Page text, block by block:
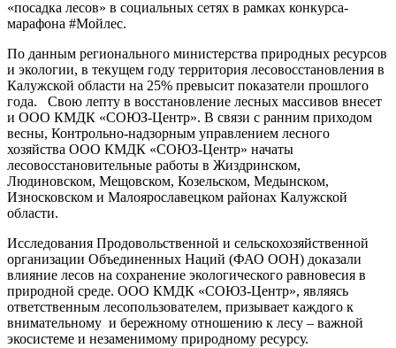
«посадка лесов» в социальных сетях в рамках конкурса-
марафона #Мойлес.
По данным регионального министерства природных ресурсов
и экологии, в текущем году территория лесовосстановления в
Калужской области на 25% превысит показатели прошлого
года. Свою лепту в восстановление лесных массивов внесет
и ООО КМДК «СОЮЗ-Центр». В связи с ранним приходом
весны, Контрольно-надзорным управлением лесного
хозяйства ООО КМДК «СОЮЗ-Центр» начаты
лесовосстановительные работы в Жиздринском,
Людиновском, Мещовском, Козельском, Медынском,
Износковском и Малоярославецком районах Калужской
области.
Исследования Продовольственной и сельскохозяйственной
организации Объединенных Наций (ФАО ООН) доказали
влияние лесов на сохранение экологического равновесия в
природной среде. ООО КМДК «СОЮЗ-Центр», являясь
ответственным лесопользователем, призывает каждого к
внимательному и бережному отношению к лесу – важной
экосистеме и незаменимому природному ресурсу.